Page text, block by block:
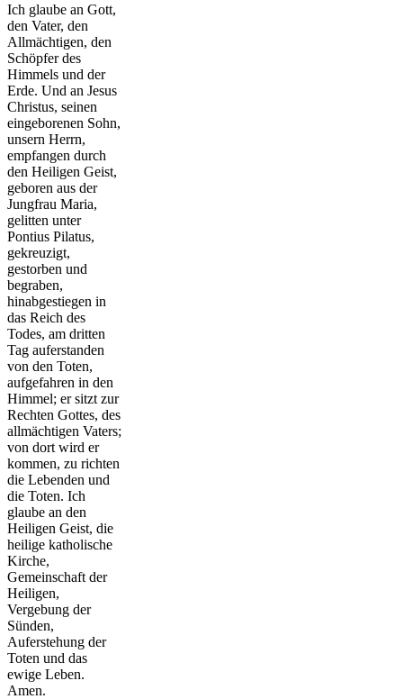
Ich glaube an Gott,
den Vater, den
Allmächtigen, den
Schöpfer des
Himmels und der
Erde. Und an Jesus
Christus, seinen
eingeborenen Sohn,
unsern Herrn,
empfangen durch
den Heiligen Geist,
geboren aus der
Jungfrau Maria,
gelitten unter
Pontius Pilatus,
gekreuzigt,
gestorben und
begraben,
hinabgestiegen in
das Reich des
Todes, am dritten
Tag auferstanden
von den Toten,
aufgefahren in den
Himmel; er sitzt zur
Rechten Gottes, des
allmächtigen Vaters;
von dort wird er
kommen, zu richten
die Lebenden und
die Toten. Ich
glaube an den
Heiligen Geist, die
heilige katholische
Kirche,
Gemeinschaft der
Heiligen,
Vergebung der
Sünden,
Auferstehung der
Toten und das
ewige Leben.
Amen.